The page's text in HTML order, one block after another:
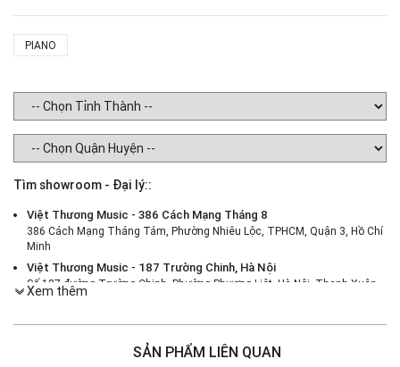
PIANO
Tìm showroom - Đại lý::
Việt Thương Music - 386 Cách Mạng Tháng 8
386 Cách Mạng Tháng Tám, Phường Nhiêu Lộc, TPHCM, Quận 3, Hồ Chí
Minh
Việt Thương Music - 187 Trường Chinh, Hà Nội
Số 187 đường Trường Chinh, Phường Phương Liệt, Hà Nội, Thanh Xuân ,
Hà Nội
Việt Thương Music - Crescent Mall
Xem thêm
SẢN PHẨM LIÊN QUAN